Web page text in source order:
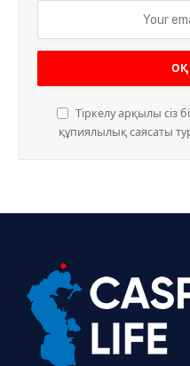
Тіркелу арқылы сіз
құпиялылық саясаты